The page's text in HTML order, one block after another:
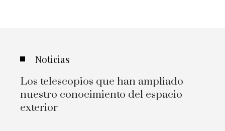
Noticias
Los telescopios que han ampliado
nuestro conocimiento del espacio
exterior